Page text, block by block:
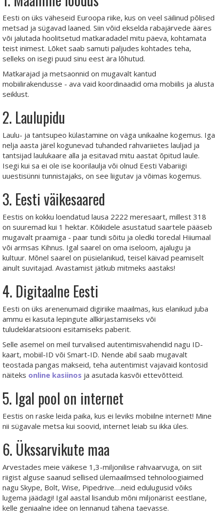
Eesti on üks väheseid Euroopa riike, kus on veel säilinud põlised
metsad ja sügavad laaned. Siin võid ekselda rabajärvede ääres
või jalutada hoolitsetud matkaradadel mitu päeva, kohtamata
teist inimest. Lõket saab samuti paljudes kohtades teha,
selleks on isegi puud sinu eest ära lõhutud.
Matkarajad ja metsaonnid on mugavalt kantud
mobiilirakendusse - ava vaid koordinaadid oma mobiilis ja alusta
seiklust.
2. Laulupidu
Laulu- ja tantsupeo külastamine on väga unikaalne kogemus. Iga
nelja aasta järel kogunevad tuhanded rahvariietes lauljad ja
tantsijad laulukaare alla ja esitavad mitu aastat õpitud laule.
Isegi kui sa ei ole ise koorilaulja või olnud Eesti Vabariigi
uuestisünni tunnistajaks, on see liigutav ja võimas kogemus.
3. Eesti väikesaared
Eestis on kokku loendatud lausa 2222 meresaart, millest 318
on suuremad kui 1 hektar. Kõikidele asustatud saartele pääseb
mugavalt praamiga - paar tundi sõitu ja oledki toredal Hiiumaal
või armsas Kihnus. Igal saarel on oma iseloom, ajalugu ja
kultuur. Mõnel saarel on püsielanikud, teisel käivad peamiselt
ainult suvitajad. Avastamist jätkub mitmeks aastaks!
4. Digitaalne Eesti
Eesti on üks arenenumaid digiriike maailmas, kus elanikud juba
ammu ei kasuta lepingute allkirjastamiseks või
tuludeklaratsiooni esitamiseks paberit.
Selle asemel on meil turvalised autentimisvahendid nagu ID-
kaart, mobiil-ID või Smart-ID. Nende abil saab mugavalt
teostada pangas makseid, teha autentimist vajavaid kontosid
näiteks online kasiinos ja asutada kasvõi ettevõtteid.
5. Igal pool on internet
Eestis on raske leida paika, kus ei leviks mobiilne internet! Mine
nii sügavale metsa kui soovid, internet leiab su ikka üles.
6. Ükssarvikute maa
Arvestades meie väikese 1,3-miljonilise rahvaarvuga, on siit
riigist alguse saanud sellised ülemaailmsed tehnoloogiaimed
nagu Skype, Bolt, Wise, Pipedrive….neid edulugusid võiks
lugema jäädagi! Igal aastal lisandub mõni miljonärist eestlane,
kelle geniaalne idee on lennanud tähena taevasse.